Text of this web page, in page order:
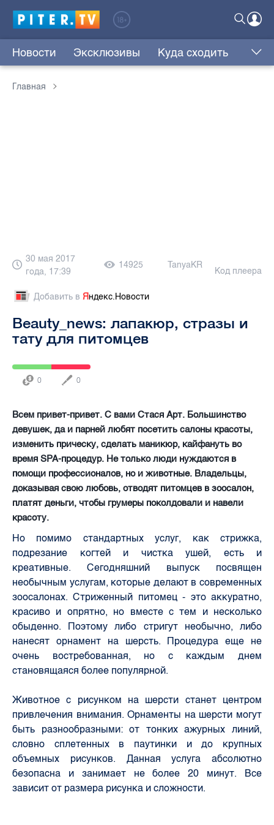
Новости Эксклюзивы Куда сходить
Главная
30 мая 2017
года, 17:39
14925 TanyaKR
Код плеера
Добавить в Яндекс.Новости
Beauty_news: лапакюр, стразы и
тату для питомцев
0 0
Всем привет-привет. С вами Стася Арт. Большинство
девушек, да и парней любят посетить салоны красоты,
изменить прическу, сделать маникюр, кайфануть во
время SPA-процедур. Не только люди нуждаются в
помощи профессионалов, но и животные. Владельцы,
доказывая свою любовь, отводят питомцев в зоосалон,
платят деньги, чтобы грумеры поколдовали и навели
красоту.
Но помимо стандартных услуг, как стрижка,
подрезание когтей и чистка ушей, есть и
креативные. Сегодняшний выпуск посвящен
необычным услугам, которые делают в современных
зоосалонах. Стриженный питомец - это аккуратно,
красиво и опрятно, но вместе с тем и несколько
обыденно. Поэтому либо стригут необычно, либо
нанесят орнамент на шерсть. Процедура еще не
очень востребованная, но с каждым днем
становящаяся более популярной.
Животное с рисунком на шерсти станет центром
привлечения внимания. Орнаменты на шерсти могут
быть разнообразными: от тонких ажурных линий,
словно сплетенных в паутинки и до крупных
объемных рисунков. Данная услуга абсолютно
безопасна и занимает не более 20 минут. Все
зависит от размера рисунка и сложности.